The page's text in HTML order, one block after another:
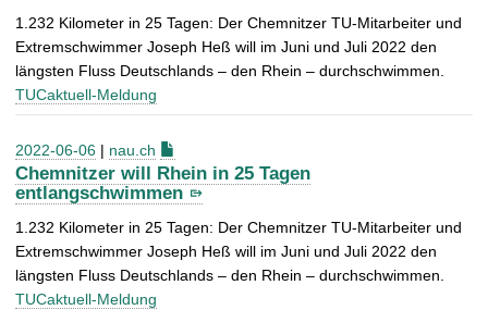
1.232 Kilometer in 25 Tagen: Der Chemnitzer TU-Mitarbeiter und
Extremschwimmer Joseph Heß will im Juni und Juli 2022 den
längsten Fluss Deutschlands – den Rhein – durchschwimmen.
TUCaktuell-Meldung
2022-06-06 | nau.ch
Chemnitzer will Rhein in 25 Tagen
entlangschwimmen
1.232 Kilometer in 25 Tagen: Der Chemnitzer TU-Mitarbeiter und
Extremschwimmer Joseph Heß will im Juni und Juli 2022 den
längsten Fluss Deutschlands – den Rhein – durchschwimmen.
TUCaktuell-Meldung